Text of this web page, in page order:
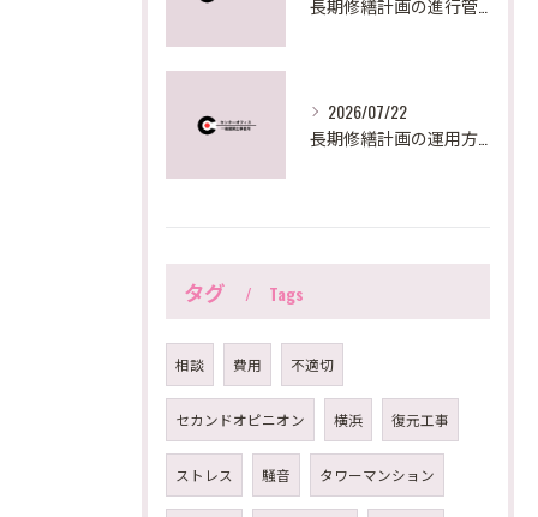
2026/07/22
タグ Tags
相談 費用 不適切
セカンドオピニオン 横浜 復元工事
ストレス 騒音 タワーマンション